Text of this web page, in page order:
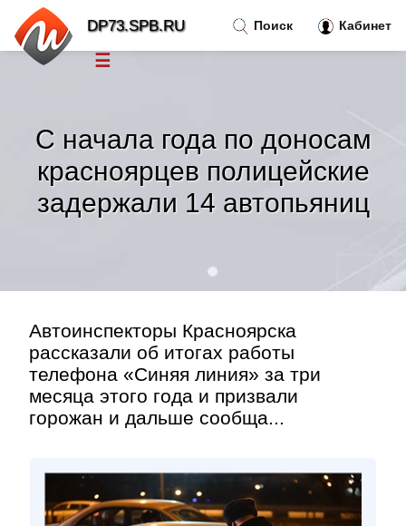
С начала года по доносам
красноярцев полицейские
задержали 14 автопьяниц
Автоинспекторы Красноярска
рассказали об итогах работы
телефона «Синяя линия» за три
месяца этого года и призвали
горожан и дальше сообща...
Поиск Кабинет
DP73.SPB.RU
☰
Тренды новостей»
Рубрики»